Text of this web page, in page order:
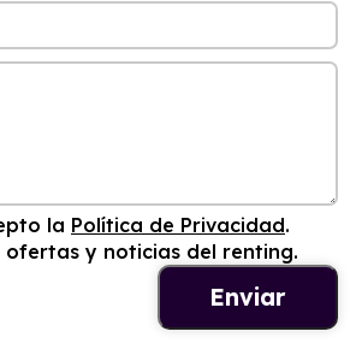
la Política de Privacidad.
ofertas y noticias del renting.